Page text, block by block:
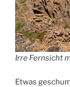
Irre Fernsicht
Etwas